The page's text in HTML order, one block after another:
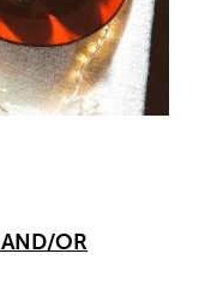
OR